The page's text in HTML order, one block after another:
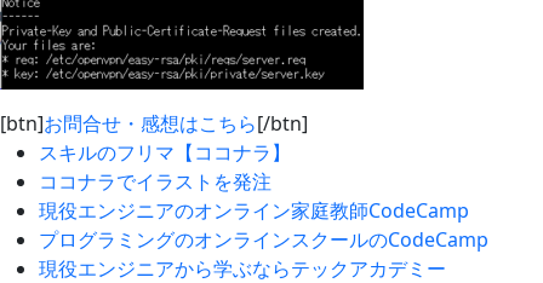
[btn]お問合せ・感想はこちら[/btn]
スキルのフリマ【ココナラ】
ココナラでイラストを発注
現役エンジニアのオンライン家庭教師CodeCamp
プログラミングのオンラインスクールのCodeCamp
現役エンジニアから学ぶならテックアカデミー